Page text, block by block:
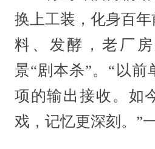
换上工装，化身百
料、发酵，老厂
景“剧本杀”。“以前
项的输出接收。如
戏，记忆更深刻。”